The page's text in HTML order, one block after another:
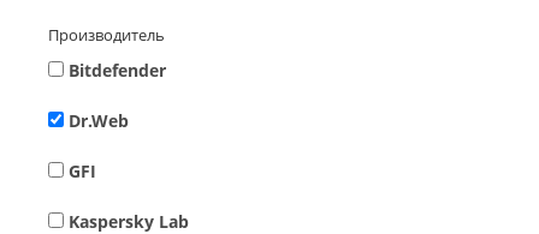
Производитель
Bitdefender
Dr.Web
GFI
Kaspersky Lab